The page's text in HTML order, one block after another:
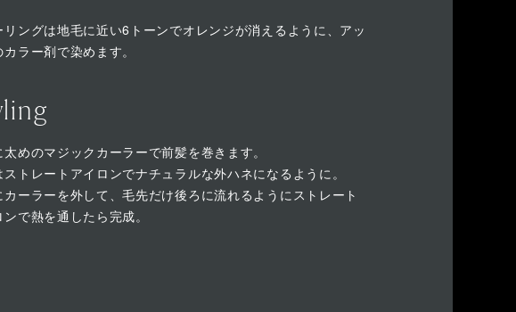
リングは地毛に近い6トーンでオレンジが消えるように、アッ
ラー剤で染めます。
めのマジックカーラーで前髪を巻きます。
ストレートアイロンでナチュラルな外ハネになるように。
カーラーを外して、毛先だけ後ろに流れるようにストレート
で熱を通したら完成。